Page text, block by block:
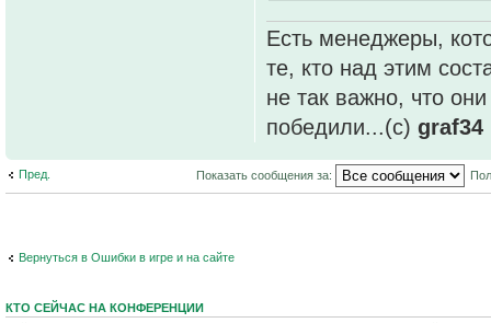
Есть менеджеры,
те, кто над этим
не так важно, что
победили...(с) graf34
Пред. Показать сообщения за:
Вернуться в Ошибки в игре и на сайте
КТО СЕЙЧАС НА КОНФЕРЕНЦИИ